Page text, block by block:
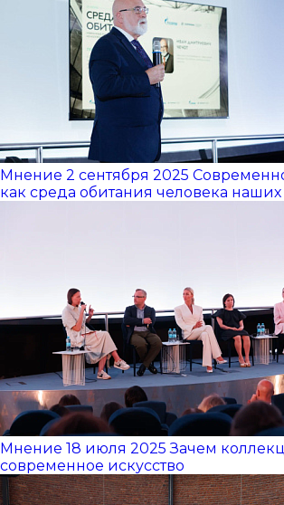
Мнение 2 сентября 2025
как среда обитания человека
Мнение 18 июля 2025Зачем
современное искусство